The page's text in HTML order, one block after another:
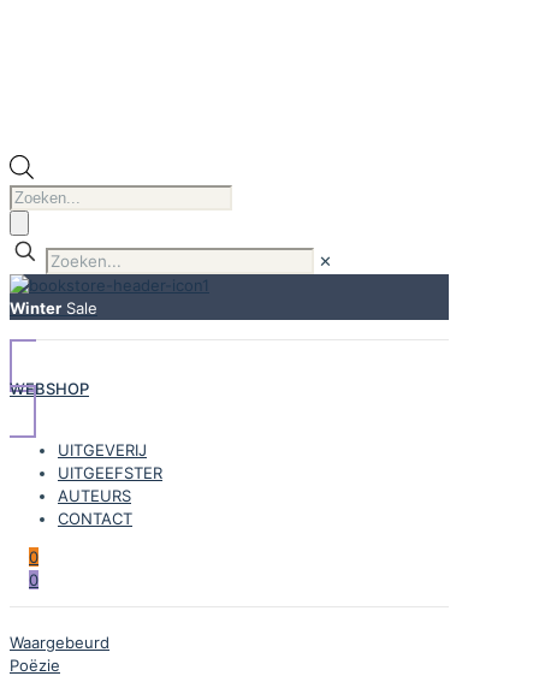
Producten
zoeken
✕
Winter Sale
WEBSHOP
UITGEVERIJ
UITGEEFSTER
AUTEURS
CONTACT
0
0
Waargebeurd
Poëzie